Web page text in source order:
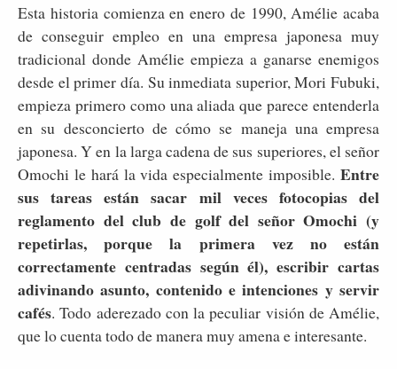
Esta historia comienza en enero de 1990, Amélie acaba
de conseguir empleo en una empresa japonesa muy
tradicional donde Amélie empieza a ganarse enemigos
desde el primer día. Su inmediata superior, Mori Fubuki,
empieza primero como una aliada que parece entenderla
en su desconcierto de cómo se maneja una empresa
japonesa. Y en la larga cadena de sus superiores, el señor
Omochi le hará la vida especialmente imposible. Entre
sus tareas están sacar mil veces fotocopias del
reglamento del club de golf del señor Omochi (y
repetirlas, porque la primera vez no están
correctamente centradas según él), escribir cartas
adivinando asunto, contenido e intenciones y servir
cafés. Todo aderezado con la peculiar visión de Amélie,
que lo cuenta todo de manera muy amena e interesante.